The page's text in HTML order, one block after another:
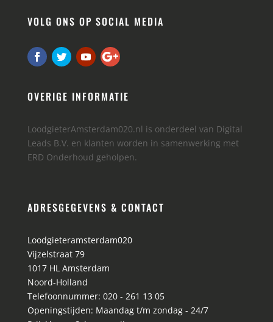
VOLG ONS OP SOCIAL MEDIA
OVERIGE INFORMATIE
LoodgieterAmsterdam020.nl is onderdeel van Digital
Leads B.V. en klanten worden in samenwerking met
ERD Onderhoud geholpen.
ADRESGEGEVENS & CONTACT
Loodgieteramsterdam020
Vijzelstraat 79
1017 HL Amsterdam
Noord-Holland
Telefoonnummer: 020 - 261 13 05
Openingstijden: Maandag t/m zondag - 24/7